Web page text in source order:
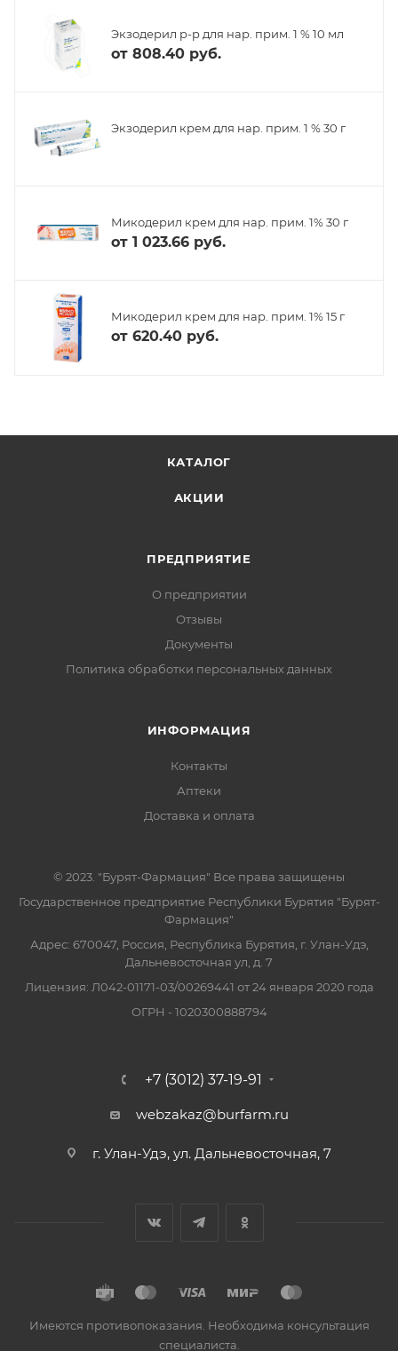
Экзодерил р-р для нар. прим. 1 % 10 мл
от 808.40 руб.
Экзодерил крем для нар. прим. 1 % 30 г
Микодерил крем для нар. прим. 1% 30 г
от 1 023.66 руб.
Микодерил крем для нар. прим. 1% 15 г
от 620.40 руб.
КАТАЛОГ
АКЦИИ
ПРЕДПРИЯТИЕ
О предприятии
Отзывы
Документы
Политика обработки персональных данных
ИНФОРМАЦИЯ
Контакты
Аптеки
Доставка и оплата
© 2023. "Бурят-Фармация" Все права защищены
Государственное предприятие Республики Бурятия "Бурят-
Фармация"
Адрес: 670047, Россия, Республика Бурятия, г. Улан-Удэ,
Дальневосточная ул, д. 7
Лицензия: Л042-01171-03/00269441 от 24 января 2020 года
ОГРН - 1020300888794
+7 (3012) 37-19-91
webzakaz@burfarm.ru
г. Улан-Удэ, ул. Дальневосточная, 7
Имеются противопоказания. Необходима консультация
специалиста.